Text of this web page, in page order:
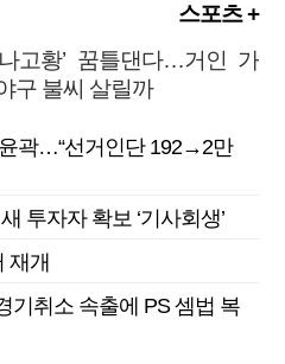
스포츠 +
나고황’ 꿈틀댄다…거인 가
구 불씨 살릴까
곽…“선거인단 192→2만
투자자 확보 ‘기사회생’
재개
취소 속출에 PS 셈법 복